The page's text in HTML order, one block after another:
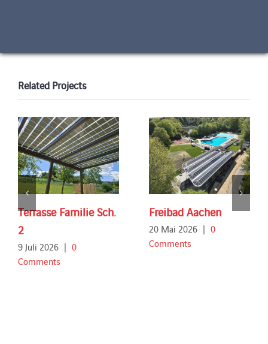
Related Projects
Terrasse Familie Sch.
2
9 Juli 2026 | 0
Comments
Freibad Aachen
20 Mai 2026 | 0
Comments